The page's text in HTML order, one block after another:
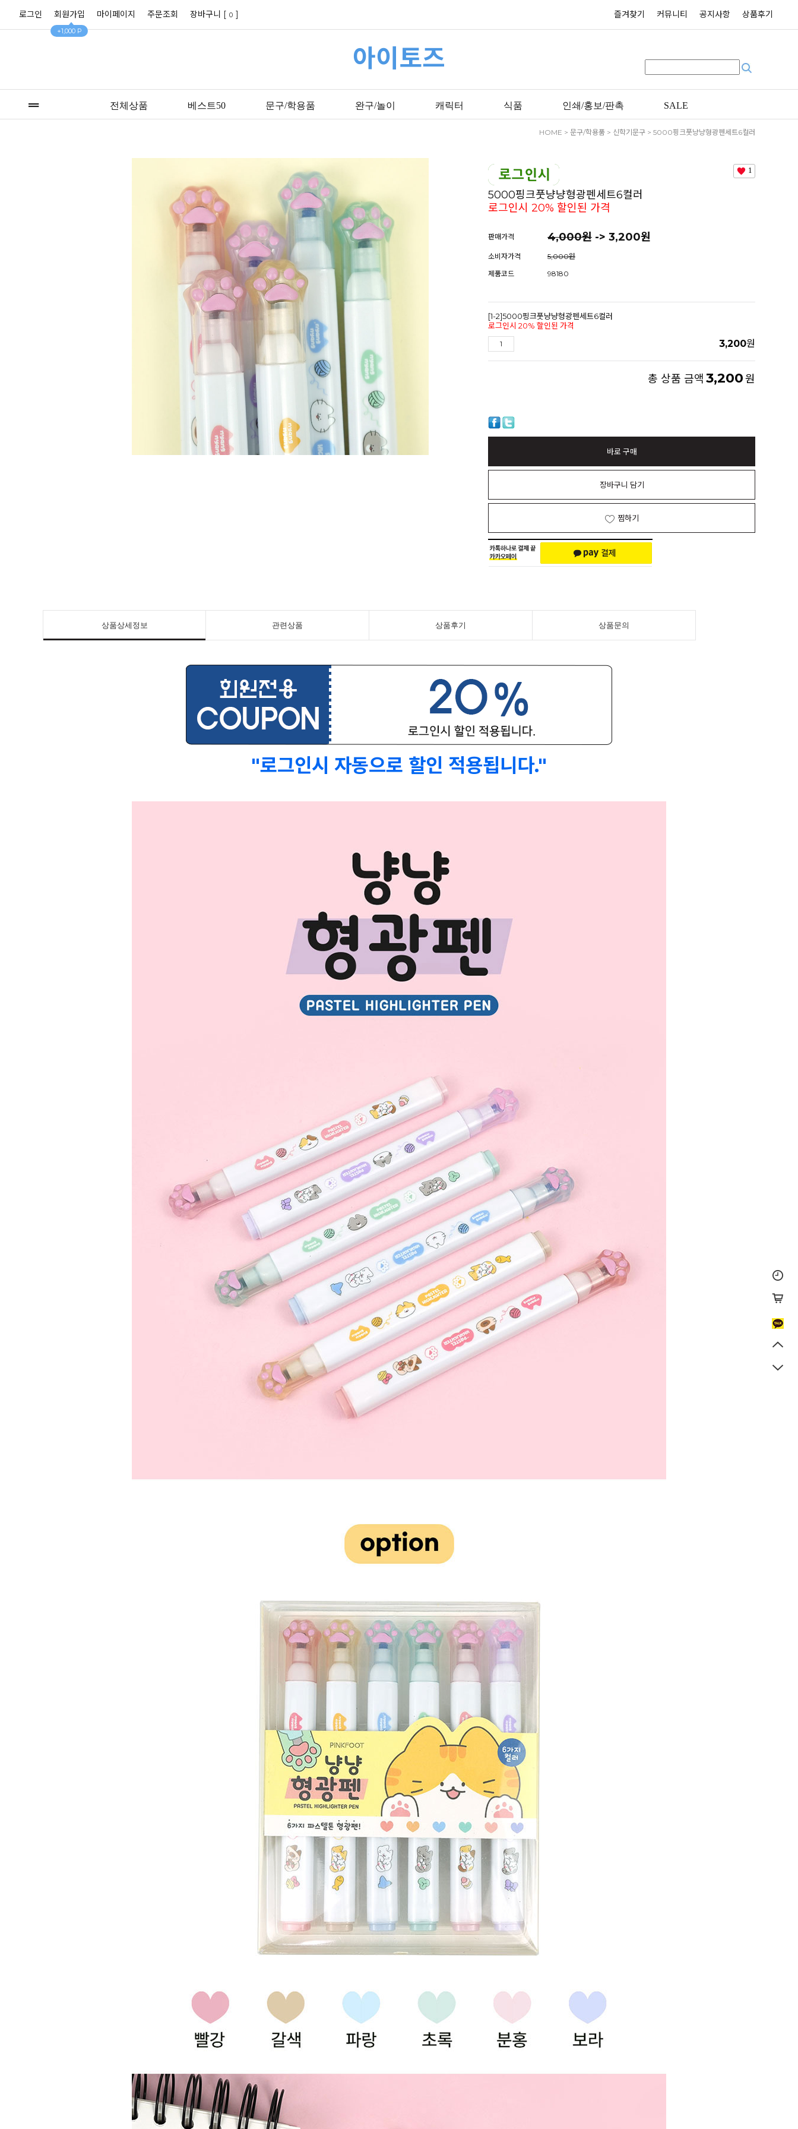
로그인 회원가입
+1,000 P
마이페이지 주문조회 장바구니 [ 0 ] 즐겨찾기 커뮤니티 공지사항 상품후기
아이토즈
전체상품 베스트50 문구/학용품 완구/놀이 캐릭터 식품 인쇄/홍보/판촉 SALE
HOME > 문구/학용품 > 신학기문구 > 5000핑크풋냥냥형광펜세트6컬러
1
5000핑크풋냥냥형광펜세트6컬러
로그인시 20% 할인된 가격
판매가격 4,000원 -> 3,200원
소비자가격
5,000원
제품코드
98180
[1-2]5000핑크풋냥냥형광펜세트6컬러
로그인시 20% 할인된 가격
3,200원
총 상품 금액 3,200원
바로 구매
장바구니 담기
찜하기
상품상세정보 관련상품 상품후기 상품문의
"로그인시 자동으로 할인 적용됩니다."